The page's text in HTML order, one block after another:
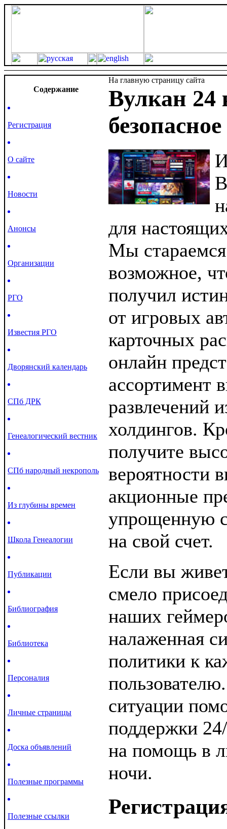
Cодержание
Регистрация
О сайте
Новости
Анонсы
Организации
РГО
Известия РГО
Дворянский календарь
СПб ДРК
Генеалогический вестник
СПб народный некрополь
Из глубины времен
Школа Генеалогии
Публикации
Библиография
Библиотека
Персоналия
Личные страницы
Доска объявлений
Полезные программы
Полезные ссылки
На главную страницу сайта
Вулкан 24
для
Мы стараемся
возможное,
получил
от игровых
карточных
онлайн
ассортимент
развлечений
холдингов.
получите
вероятности
акционные
упрощенную
на свой счет.
Если вы
смело
наших
налаженная
политики к
ситуации
поддержки
на помощь в
ночи.